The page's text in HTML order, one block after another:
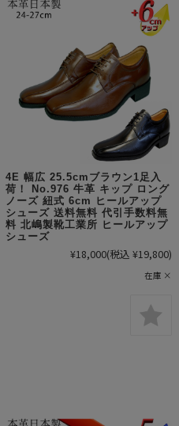
4E 幅広 25.5cmブラウン1足入
荷！ No.976 牛革 キップ ロング
ノーズ 紐式 6cm ヒールアップ
シューズ 送料無料 代引手数料無
料 北嶋製靴工業所 ヒールアップ
シューズ
¥18,000(税込 ¥19,800)
在庫 ×